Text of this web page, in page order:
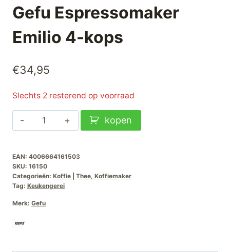
Gefu Espressomaker
Emilio 4-kops
€34,95
Slechts 2 resterend op voorraad
Gefu
Espressomaker
4-
kops
aantal
kopen
EAN: 4006664161503
SKU: 16150
Categorieën: Koffie | Thee, Koffiemaker
Tag: Keukengerei
Merk: Gefu